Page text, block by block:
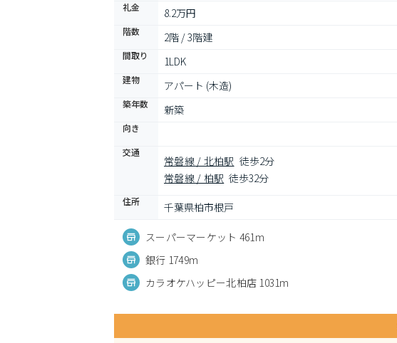
礼金 8.2万円
階数 2階 / 3階建
間取り 1LDK
建物 アパート (木造)
築年数 新築
向き
交通
常磐線 / 北柏駅 徒歩2分
常磐線 / 柏駅 徒歩32分
住所 千葉県柏市根戸
スーパーマーケット 461m
銀行 1749m
カラオケハッピー北柏店 1031m